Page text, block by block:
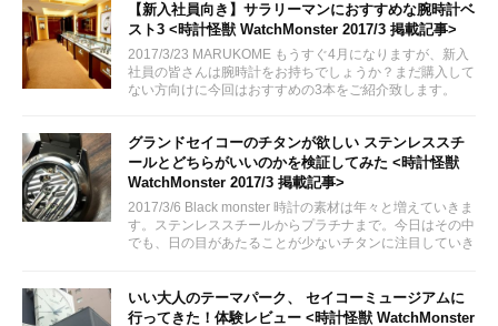
【新入社員向き】サラリーマンにおすすめな腕時計ベ
スト3 <時計怪獣 WatchMonster 2017/3 掲載記事>
2017/3/23 MARUKOME もうすぐ4月になりますが、新入
社員の皆さんは腕時計をお持ちでしょうか？まだ購入して
ない方向けに今回はおすすめの3本をご紹介致します。
グランドセイコーのチタンが欲しい ステンレススチ
ールとどちらがいいのかを検証してみた <時計怪獣
WatchMonster 2017/3 掲載記事>
2017/3/6 Black monster 時計の素材は年々と増えていきま
す。ステンレススチールからプラチナまで。今日はその中
でも、日の目があたることが少ないチタンに注目していき
いい大人のテーマパーク、 セイコーミュージアムに
行ってきた！体験レビュー <時計怪獣 WatchMonster